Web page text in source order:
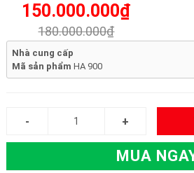
150.000.000₫
180.000.000₫
Nhà cung cấp
Mã sản phẩm HA 900
MUA